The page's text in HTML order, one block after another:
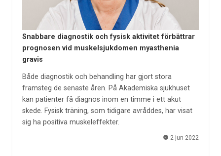
Snabbare diagnostik och fysisk aktivitet förbättrar
prognosen vid muskelsjukdomen myasthenia
gravis
Både diagnostik och behandling har gjort stora
framsteg de senaste åren. På Akademiska sjukhuset
kan patienter få diagnos inom en timme i ett akut
skede. Fysisk träning, som tidigare avråddes, har visat
sig ha positiva muskeleffekter.
2 jun 2022